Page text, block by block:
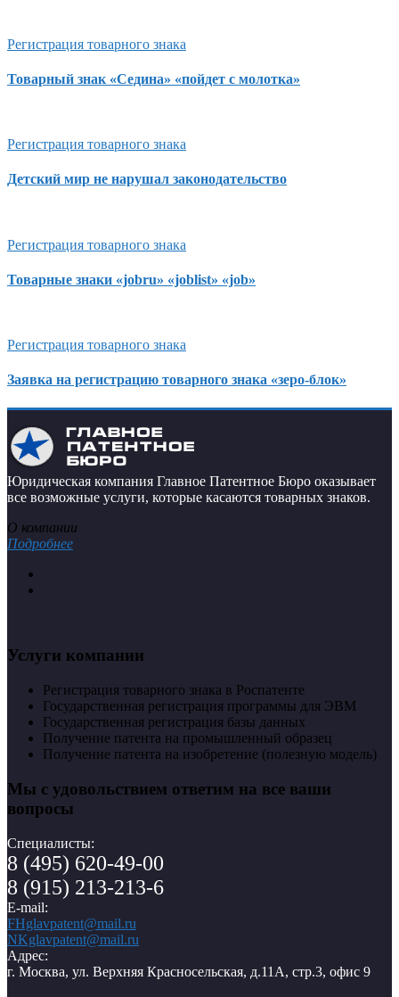
Регистрация товарного знака
Товарный знак «Седина» «пойдет с молотка»
Регистрация товарного знака
Детский мир не нарушал законодательство
Регистрация товарного знака
Товарные знаки «jobru» «joblist» «job»
Регистрация товарного знака
Заявка на регистрацию товарного знака «зеро-блок»
Юридическая компания Главное Патентное Бюро оказывает
все возможные услуги, которые касаются товарных знаков.
О компании
Подробнее
Услуги компании
Регистрация товарного знака в Роспатенте
Государственная регистрация программы для ЭВМ
Государственная регистрация базы данных
Получение патента на промышленный образец
Получение патента на изобретение (полезную модель)
Мы с удовольствием ответим на все ваши
вопросы
Специалисты:
8 (495) 620-49-00
8 (915) 213-213-6
E-mail:
FHglavpatent@mail.ru
NKglavpatent@mail.ru
Адрес:
г. Москва, ул. Верхняя Красносельская, д.11А, стр.3, офис 9